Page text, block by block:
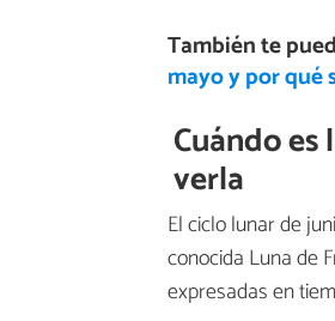
También te
mayo y por qué
Cuándo
verla
El ciclo lunar de
conocida Luna de
expresadas en